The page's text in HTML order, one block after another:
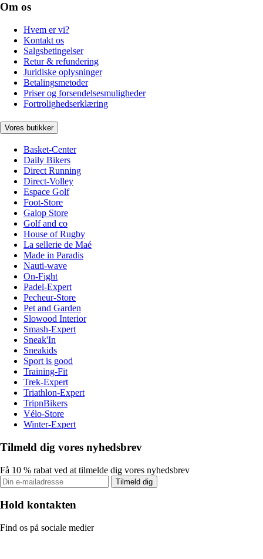
Om os
Hvem er vi?
Kontakt os
Salgsbetingelser
Retur & refundering
Juridiske oplysninger
Betalingsmetoder
Priser og forsendelsesmuligheder
Fortrolighedserklæring
Vores butikker
Basket-Center
Daily Bikers
Direct Running
Direct-Volley
Espace Golf
Foot-Store
Galop Store
Golf and co
House of Rugby
La sellerie de Maé
Made in Paradis
Nauti-wave
On-Fight
Padel-Expert
Pecheur-Store
Pet and Garden
Slowood Interior
Smash-Expert
Sneak'In
Sneakids
Sport is good
Training-Fit
Trek-Expert
Triathlon-Expert
TripnBikers
Vélo-Store
Winter-Expert
Tilmeld dig vores nyhedsbrev
Få 10 % rabat ved at tilmelde dig vores nyhedsbrev
Tilmeld dig
Hold kontakten
Find os på sociale medier